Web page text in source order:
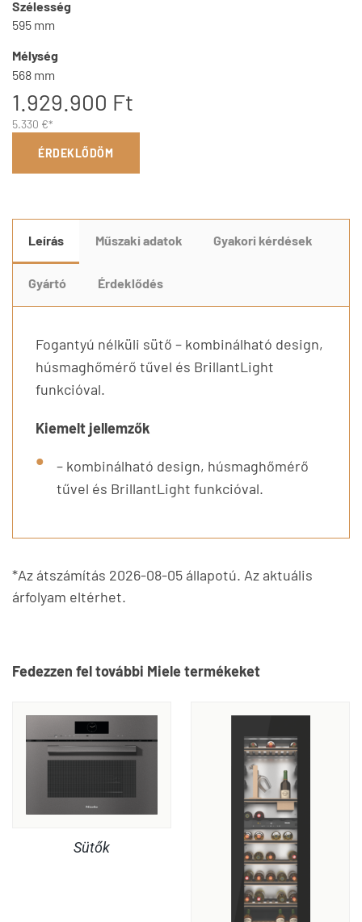
Szélesség
595 mm
Mélység
568 mm
1.929.900 Ft
5.330 €*
ÉRDEKLŐDÖM
Leírás Műszaki adatok Gyakori kérdések
Gyártó Érdeklődés
Fogantyú nélküli sütő – kombinálható design,
húsmaghőmérő tűvel és BrillantLight
funkcióval.
Kiemelt jellemzők
– kombinálható design, húsmaghőmérő
tűvel és BrillantLight funkcióval.
*Az átszámítás 2026-08-05 állapotú. Az aktuális
árfolyam eltérhet.
Fedezzen fel további Miele termékeket
Sütők